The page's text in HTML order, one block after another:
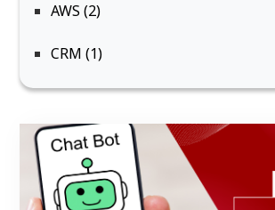
AWS (2)
CRM (1)